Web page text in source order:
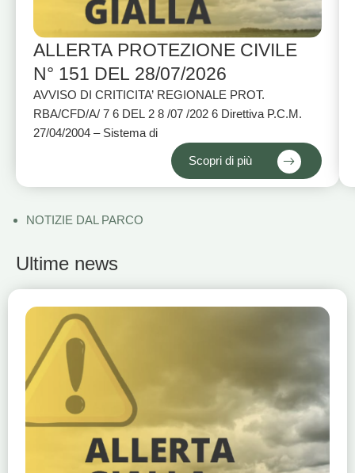
ALLERTA PROTEZIONE CIVILE
N° 151 DEL 28/07/2026
AVVISO DI CRITICITA’ REGIONALE PROT.
RBA/CFD/A/ 7 6 DEL 2 8 /07 /202 6 Direttiva P.C.M.
27/04/2004 – Sistema di
Scopri di più
NOTIZIE DAL PARCO
Ultime news